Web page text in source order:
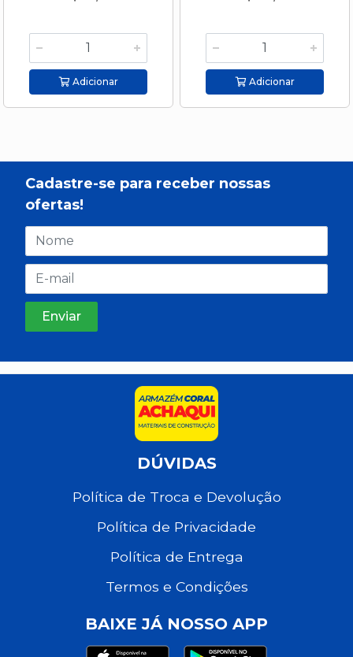
Adicionar Adicionar
Cadastre-se para receber nossas
ofertas!
DÚVIDAS
Política de Troca e Devolução
Política de Privacidade
Política de Entrega
Termos e Condições
BAIXE JÁ NOSSO APP